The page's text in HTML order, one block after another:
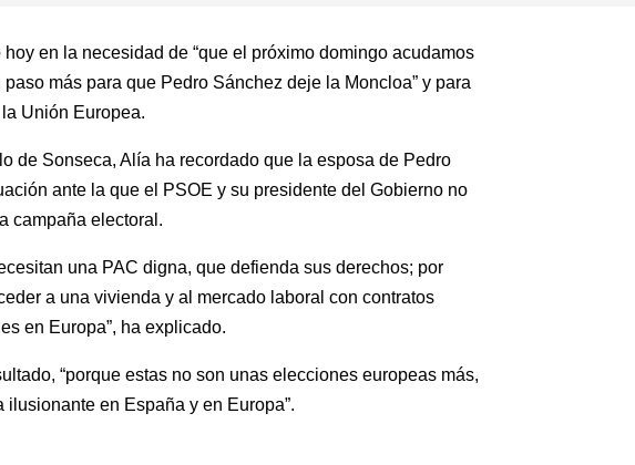
en la necesidad de “que el próximo domingo acudamos
más para que Pedro Sánchez deje la Moncloa” y para
Unión Europea.
de Sonseca, Alía ha recordado que la esposa de Pedro
ante la que el PSOE y su presidente del Gobierno no
campaña electoral.
una PAC digna, que defienda sus derechos; por
a una vivienda y al mercado laboral con contratos
en Europa”, ha explicado.
“porque estas no son unas elecciones europeas más,
en España y en Europa”.